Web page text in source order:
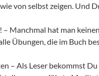
von selbst zeigen. Und
Manchmal hat man
Übungen, die im Buch
– Als Leser bekommst